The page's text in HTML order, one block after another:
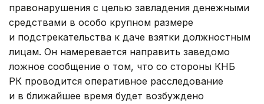
правонарушения с целью завладения денежными
средствами в особо крупном размере
и подстрекательства к даче взятки должностным
лицам. Он намеревается направить заведомо
ложное сообщение о том, что со стороны КНБ
РК проводится оперативное расследование
и в ближайшее время будет возбуждено